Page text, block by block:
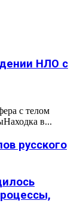
НЛО с
с телом
в...
русского